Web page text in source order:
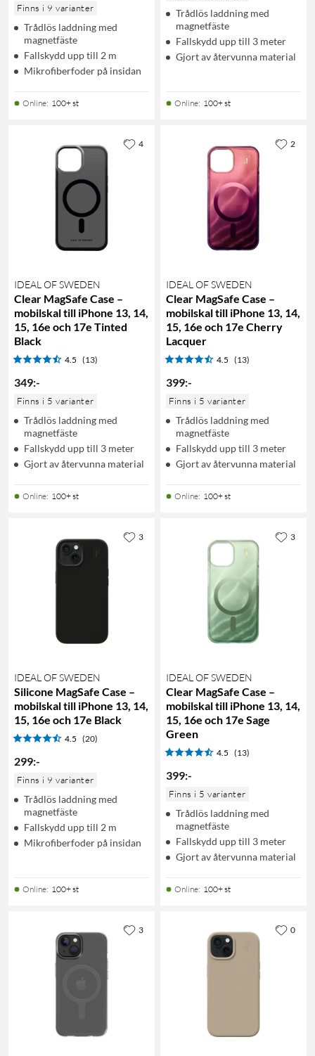
Finns i 9 varianter
Trådlös laddning med
magnetfäste
Fallskydd upp till 2 m
Mikrofiberfoder på insidan
Online: 100+ st
Trådlös laddning med
magnetfäste
Fallskydd upp till 3 meter
Gjort av återvunna material
Online: 100+ st
IDEAL OF SWEDEN
Clear MagSafe Case –
mobilskal till iPhone 13, 14,
15, 16e och 17e Tinted
Black
4.5 (13)
349:-
Finns i 5 varianter
Trådlös laddning med
magnetfäste
Fallskydd upp till 3 meter
Gjort av återvunna material
Online: 100+ st
4
IDEAL OF SWEDEN
Clear MagSafe Case –
mobilskal till iPhone 13, 14,
15, 16e och 17e Cherry
Lacquer
4.5 (13)
399:-
Finns i 5 varianter
Trådlös laddning med
magnetfäste
Fallskydd upp till 3 meter
Gjort av återvunna material
Online: 100+ st
2
IDEAL OF SWEDEN
Silicone MagSafe Case –
mobilskal till iPhone 13, 14,
15, 16e och 17e Black
4.5 (20)
299:-
Finns i 9 varianter
Trådlös laddning med
magnetfäste
Fallskydd upp till 2 m
Mikrofiberfoder på insidan
Online: 100+ st
3
IDEAL OF SWEDEN
Clear MagSafe Case –
mobilskal till iPhone 13, 14,
15, 16e och 17e Sage
Green
4.5 (13)
399:-
Finns i 5 varianter
Trådlös laddning med
magnetfäste
Fallskydd upp till 3 meter
Gjort av återvunna material
Online: 100+ st
3
3 0